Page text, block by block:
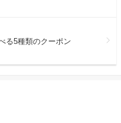
る5種類のクーポン